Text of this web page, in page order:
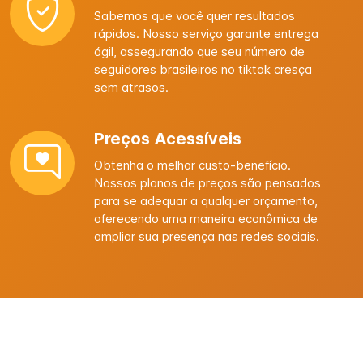
Sabemos que você quer resultados
rápidos. Nosso serviço garante entrega
ágil, assegurando que seu número de
seguidores brasileiros no tiktok cresça
sem atrasos.
Preços Acessíveis
Obtenha o melhor custo-benefício.
Nossos planos de preços são pensados ​​
para se adequar a qualquer orçamento,
oferecendo uma maneira econômica de
ampliar sua presença nas redes sociais.